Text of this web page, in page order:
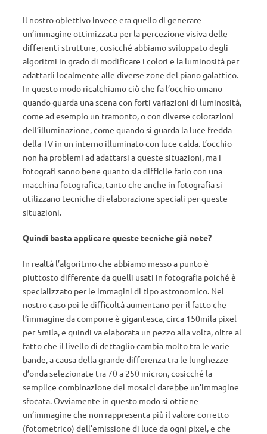
Il nostro obiettivo invece era quello di generare
un’immagine ottimizzata per la percezione visiva delle
differenti strutture, cosicché abbiamo sviluppato degli
algoritmi in grado di modificare i colori e la luminosità per
adattarli localmente alle diverse zone del piano galattico.
In questo modo ricalchiamo ciò che fa l’occhio umano
quando guarda una scena con forti variazioni di luminosità,
come ad esempio un tramonto, o con diverse colorazioni
dell’illuminazione, come quando si guarda la luce fredda
della TV in un interno illuminato con luce calda. L’occhio
non ha problemi ad adattarsi a queste situazioni, ma i
fotografi sanno bene quanto sia difficile farlo con una
macchina fotografica, tanto che anche in fotografia si
utilizzano tecniche di elaborazione speciali per queste
situazioni.
Quindi basta applicare queste tecniche già note?
In realtà l’algoritmo che abbiamo messo a punto è
piuttosto differente da quelli usati in fotografia poiché è
specializzato per le immagini di tipo astronomico. Nel
nostro caso poi le difficoltà aumentano per il fatto che
l’immagine da comporre è gigantesca, circa 150mila pixel
per 5mila, e quindi va elaborata un pezzo alla volta, oltre al
fatto che il livello di dettaglio cambia molto tra le varie
bande, a causa della grande differenza tra le lunghezze
d’onda selezionate tra 70 a 250 micron, cosicché la
semplice combinazione dei mosaici darebbe un’immagine
sfocata. Ovviamente in questo modo si ottiene
un’immagine che non rappresenta più il valore corretto
(fotometrico) dell’emissione di luce da ogni pixel, e che